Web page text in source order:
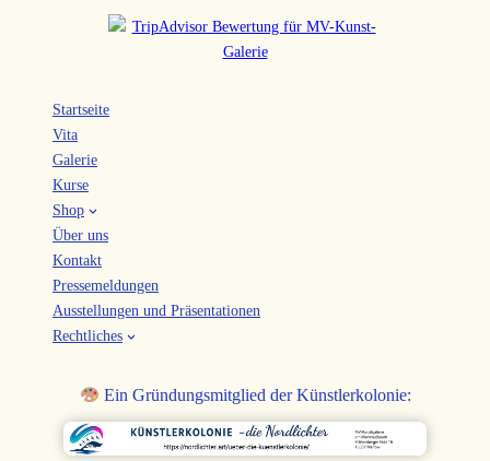
Startseite
Vita
Galerie
Kurse
Shop
Über uns
Kontakt
Pressemeldungen
Ausstellungen und Präsentationen
Rechtliches
Ein Gründungsmitglied der Künstlerkolonie: